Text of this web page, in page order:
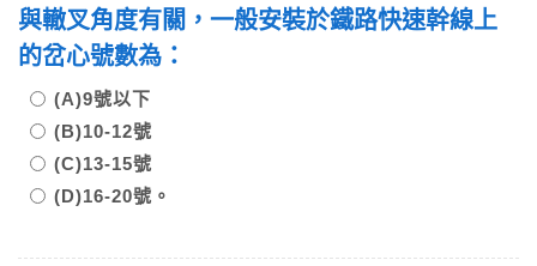
與轍叉角度有關，一般安裝於鐵路快速幹線上
的岔心號數為：
(A)9號以下
(B)10-12號
(C)13-15號
(D)16-20號。